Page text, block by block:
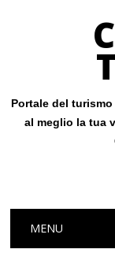
Portale del
al meglio la tua
Main
MENU